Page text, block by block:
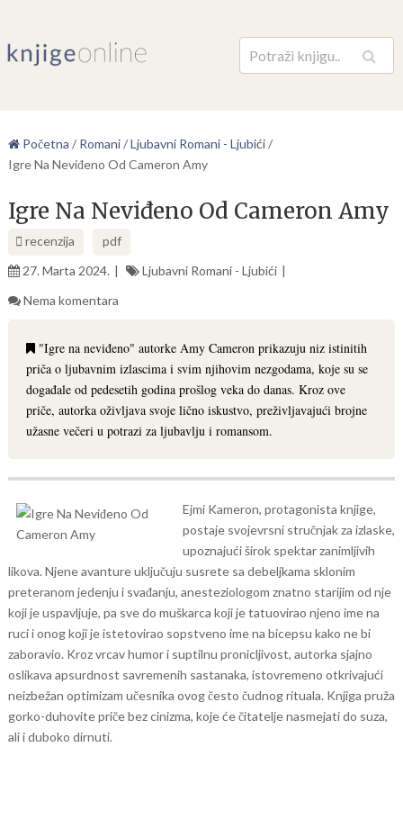
Pretraga
Početna / Romani/Ljubavni Romani - Ljubići/
Igre Na Neviđeno Od Cameron Amy
Igre Na Neviđeno Od Cameron Amy
recenzija
pdf
27. Marta 2024.
Ljubavni Romani - Ljubići
Nema komentara
"Igre na neviđeno" autorke Amy Cameron prikazuju niz istinitih
priča o ljubavnim izlascima i svim njihovim nezgodama, koje su se
događale od pedesetih godina prošlog veka do danas. Kroz ove
priče, autorka oživljava svoje lično iskustvo, preživljavajući brojne
užasne večeri u potrazi za ljubavlju i romansom.
Ejmi Kameron, protagonista knjige,
postaje svojevrsni stručnjak za izlaske,
upoznajući širok spektar zanimljivih
likova. Njene avanture uključuju susrete sa debeljkama sklonim
preteranom jedenju i svađanju, anesteziologom znatno starijim od nje
koji je uspavljuje, pa sve do muškarca koji je tatuovirao njeno ime na
ruci i onog koji je istetovirao sopstveno ime na bicepsu kako ne bi
zaboravio. Kroz vrcav humor i suptilnu pronicljivost, autorka sjajno
oslikava apsurdnost savremenih sastanaka, istovremeno otkrivajući
neizbežan optimizam učesnika ovog često čudnog rituala. Knjiga pruža
gorko-duhovite priče bez cinizma, koje će čitatelje nasmejati do suza,
ali i duboko dirnuti.